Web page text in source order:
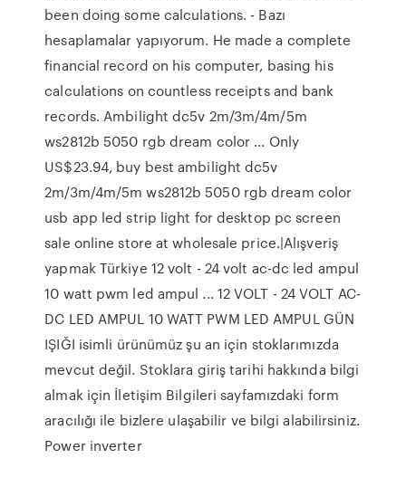
been doing some calculations. - Bazı
hesaplamalar yapıyorum. He made a complete
financial record on his computer, basing his
calculations on countless receipts and bank
records. Ambilight dc5v 2m/3m/4m/5m
ws2812b 5050 rgb dream color ... Only
US$23.94, buy best ambilight dc5v
2m/3m/4m/5m ws2812b 5050 rgb dream color
usb app led strip light for desktop pc screen
sale online store at wholesale price.|Alışveriş
yapmak Türkiye 12 volt - 24 volt ac-dc led ampul
10 watt pwm led ampul ... 12 VOLT - 24 VOLT AC-
DC LED AMPUL 10 WATT PWM LED AMPUL GÜN
IŞIĞI isimli ürünümüz şu an için stoklarımızda
mevcut değil. Stoklara giriş tarihi hakkında bilgi
almak için İletişim Bilgileri sayfamızdaki form
aracılığı ile bizlere ulaşabilir ve bilgi alabilirsiniz.
Power inverter